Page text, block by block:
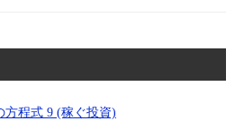
方程式 9 (稼ぐ投資)